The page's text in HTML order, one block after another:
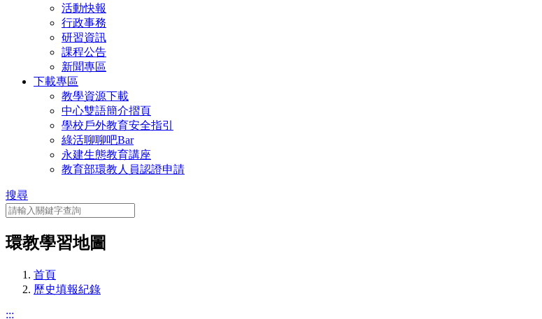
活動快報
行政事務
研習資訊
課程公告
新聞專區
下載專區
教學資源下載
中心雙語簡介摺頁
學校戶外教育安全指引
綠活聊聊吧Bar
永建生態教育講座
教育部環教人員認證申請
搜尋
環教學習地圖
首頁
歷史填報紀錄
:::